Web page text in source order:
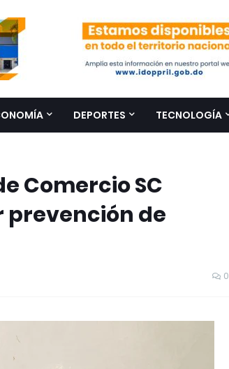
DEPORTES TECNOLOGÍA
Comercio SC
de
0